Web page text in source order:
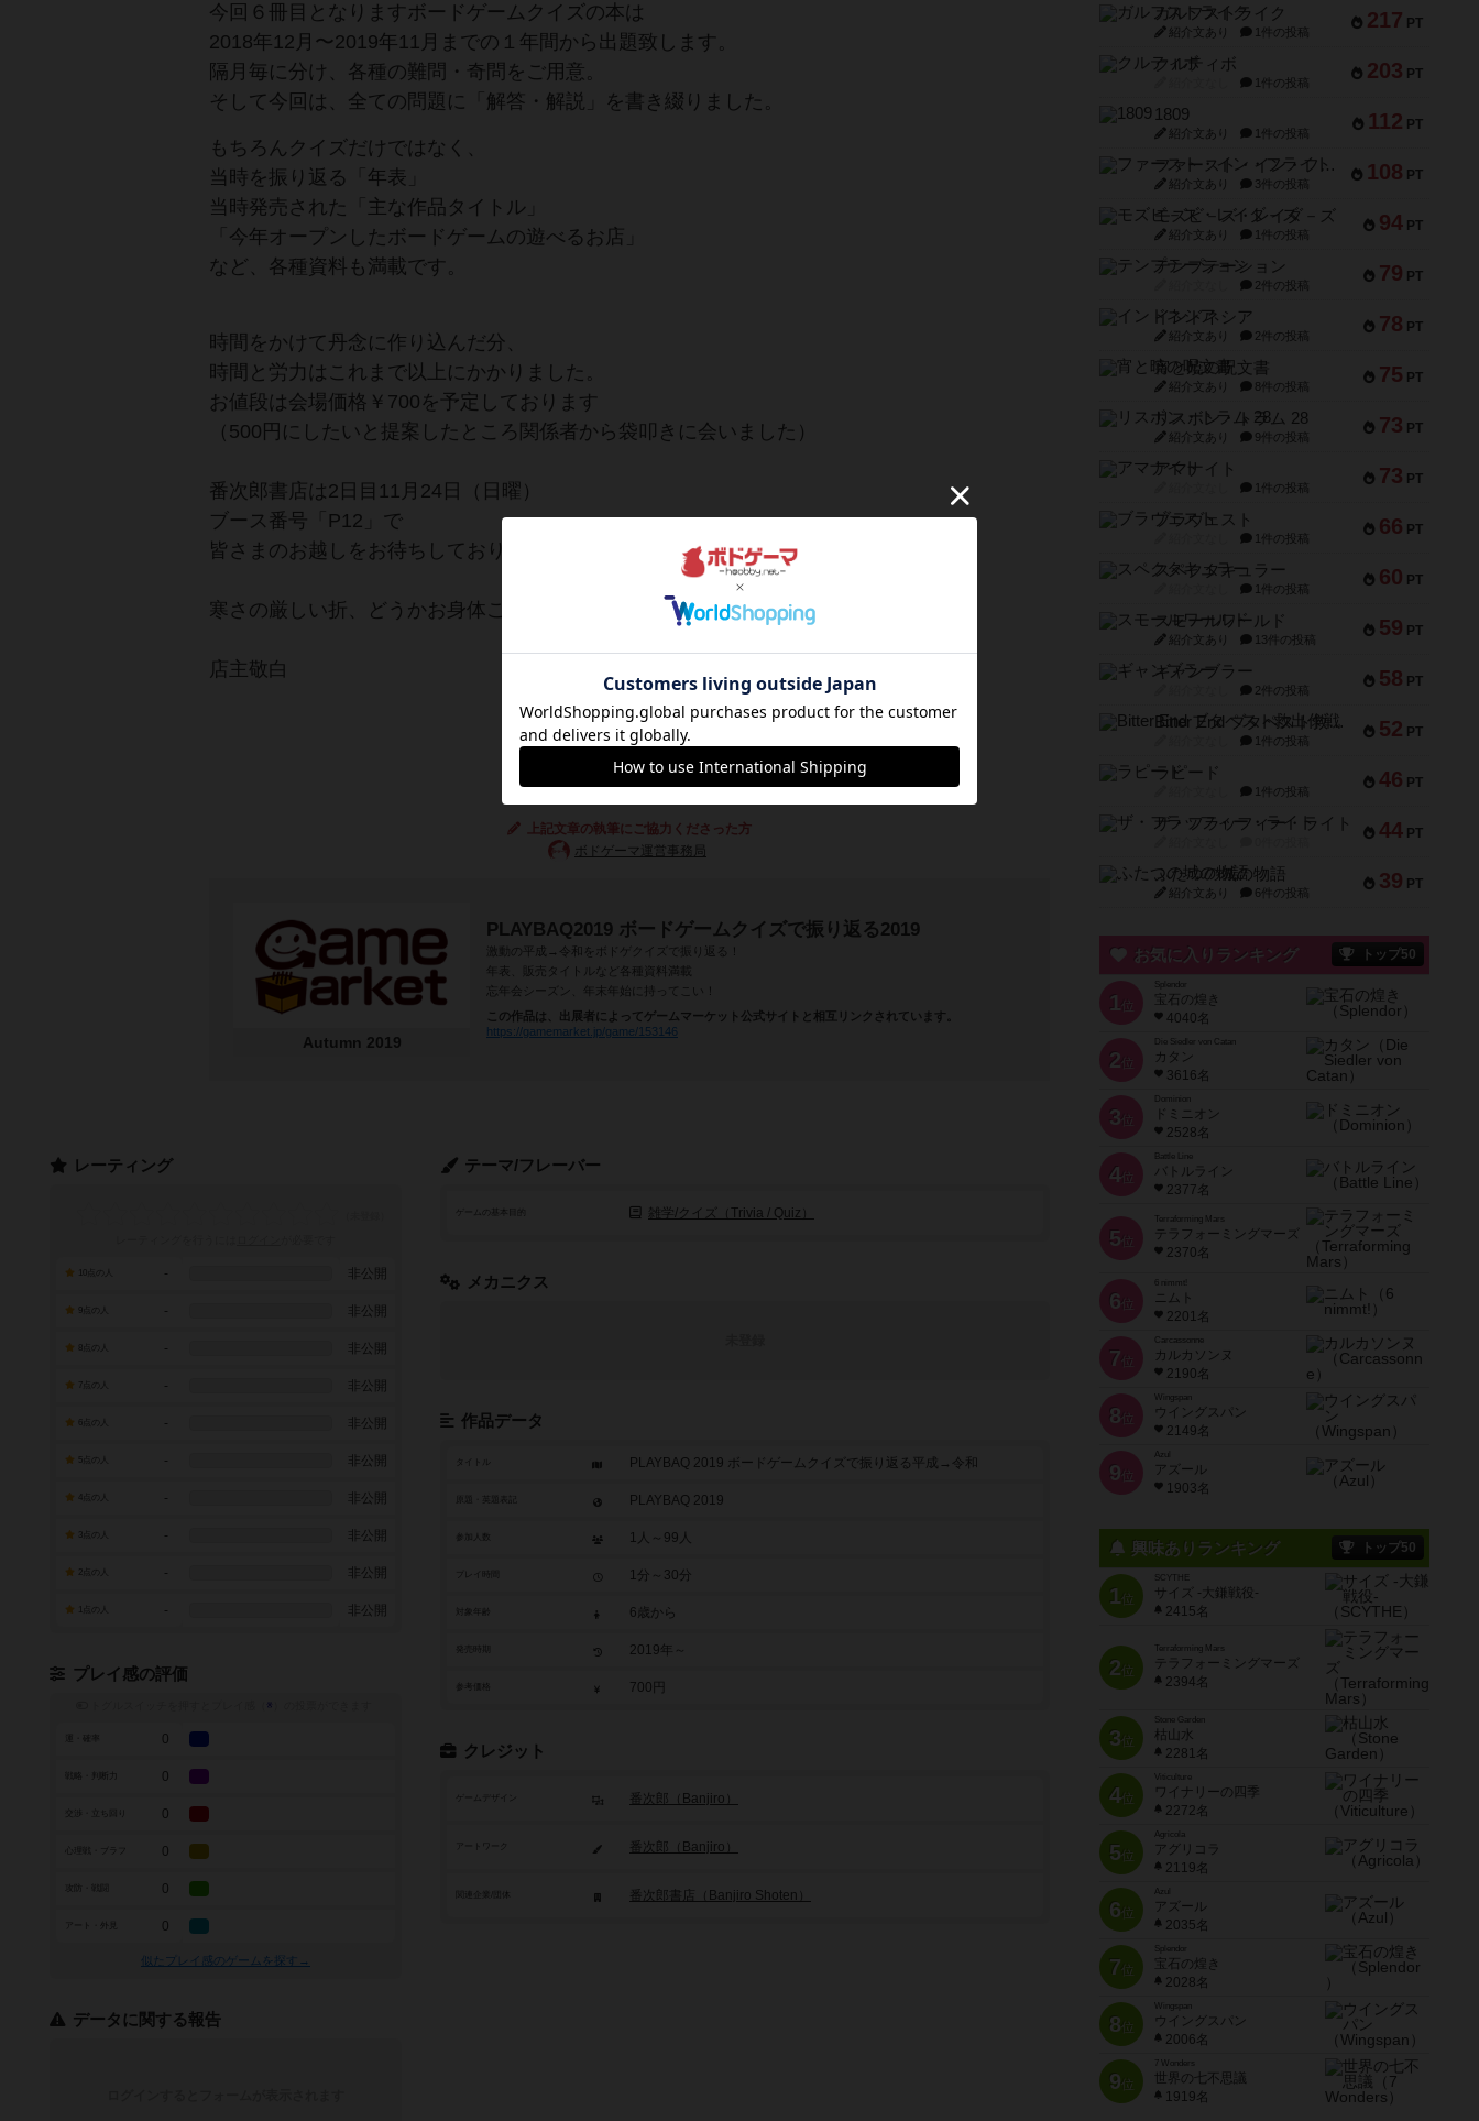
今回６冊目となりますボードゲームクイズの本は
2018年12月〜2019年11月までの１年間から出題致します。
隔月毎に分け、各種の難問・奇問をご用意。
そして今回は、全ての問題に「解答・解説」を書き綴りました。
もちろんクイズだけではなく、
当時を振り返る「年表」
当時発売された「主な作品タイトル」
「今年オープンしたボードゲームの遊べるお店」
など、各種資料も満載です。
時間をかけて丹念に作り込んだ分、
時間と労力はこれまで以上にかかりました。
お値段は会場価格￥700を予定しております
（500円にしたいと提案したところ関係者から袋叩きに会いました）
番次郎書店は2日目11月24日（日曜）
ブース番号「P12」で
皆さまのお越しをお待ちしております。
寒さの厳しい折、どうかお身体ご自愛ください。
店主敬白
上記文章の執筆にご協力くださった方
ボドゲーマ運営事務局
Autumn 2019
PLAYBAQ2019 ボードゲームクイズで振り返る2019
激動の平成→令和をボドゲクイズで振り返る！
年表、販売タイトルなど各種資料満載
忘年会シーズン、年末年始に持ってこい！
この作品は、出展者によってゲームマーケット公式サイトと相互リンクされています。
https://gamemarket.jp/game/153146
テーマ/フレーバー
雑学/クイズ（Trivia / Quiz）
メカニクス
作品データ
タイトル PLAYBAQ 2019 ボードゲームクイズで振り返る平成→令和
PLAYBAQ 2019
参加人数 1人～99人
1分～30分
6歳から
2019年～
700円
クレジット
番次郎（Banjiro）
アートワーク 番次郎（Banjiro）
番次郎書店（Banjiro Shoten）
レーティング
- 非公開
- 非公開
- 非公開
7点の人 - 非公開
- 非公開
- 非公開
- 非公開
- 非公開
- 非公開
- 非公開
プレイ感の評価
※
0
0
0
0
0
アート・外見 0
似たプレイ感のゲームを探す→
データに関する報告
217 PT
ガルフストライク
紹介文あり 1件の投稿
203 PT
クルティボ
1件の投稿
112 PT
1809
紹介文あり 1件の投稿
108 PT
ファースト・イン・フライト
紹介文あり 3件の投稿
94 PT
モズビ－ズ・レイダ－ズ
紹介文あり 1件の投稿
79 PT
テンプテーション
2件の投稿
78 PT
インドネシア
紹介文あり 2件の投稿
75 PT
宵と暁の呪文書
紹介文あり 8件の投稿
73 PT
リスボン・トラム 28
紹介文あり 9件の投稿
73 PT
アマナイト
1件の投稿
66 PT
ブラヴェスト
1件の投稿
60 PT
スペクタキュラー
1件の投稿
59 PT
スモールワールド
紹介文あり 13件の投稿
58 PT
ギャンブラー
2件の投稿
52 PT
Bitter End ブタペスト救出作戦
1件の投稿
46 PT
ラピード
1件の投稿
44 PT
ザ・フラッフィー・ライト
39 PT
ふたつの城の物語
紹介文あり 6件の投稿
お気に入りランキング トップ50
1 位
宝石の煌き
4040名
2 位
Die Siedler von Catan
カタン
3616名
3 位
ドミニオン
2528名
4位
Battle Line
バトルライン
2377名
5 位
Terraforming Mars
テラフォーミングマーズ
2370名
6 位
ニムト
2201名
7 位
Carcassonne
カルカソンヌ
2190名
8 位
Wingspan
ウイングスパン
2149名
9 位
Azul
アズール
1903名
興味ありランキング トップ50
1位
SCYTHE
サイズ -大鎌戦役-
2415名
2位
Terraforming Mars
テラフォーミングマーズ
2394名
3位
Stone Garden
枯山水
2281名
4位
Viticulture
ワイナリーの四季
2272名
5位
Agricola
アグリコラ
2119名
6位
Azul
アズール
2035名
7位
宝石の煌き
2028名
8位
Wingspan
ウイングスパン
2006名
9位
7 Wonders
世界の七不思議
1919名